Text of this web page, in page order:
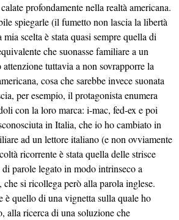
profondamente nella realtà americana.
spiegarle (il fumetto non lascia la libertà
scelta è stata quasi sempre quella di
che suonasse familiare a un
tuttavia a non sovrapporre la
cosa che sarebbe invece suonata
per esempio, il protagonista enumera
con la loro marca: i-mac, fed-ex e poi
in Italia, che io ho cambiato in
ad un lettore italiano (e non ovviamente
ricorrente è stata quella delle strisce
parole legato in modo intrinseco a
si ricollega però alla parola inglese.
è quello di una vignetta sulla quale ho
alla ricerca di una soluzione che